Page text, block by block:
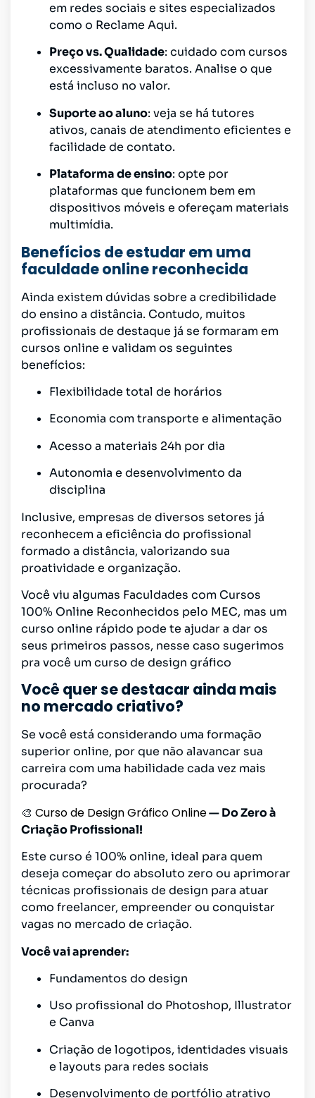
em redes sociais e sites especializados
como o Reclame Aqui.
Preço vs. Qualidade: cuidado com cursos
excessivamente baratos. Analise o que
está incluso no valor.
Suporte ao aluno: veja se há tutores
ativos, canais de atendimento eficientes e
facilidade de contato.
Plataforma de ensino: opte por
plataformas que funcionem bem em
dispositivos móveis e ofereçam materiais
multimídia.
Benefícios de estudar em uma
faculdade online reconhecida
Ainda existem dúvidas sobre a credibilidade
do ensino a distância. Contudo, muitos
profissionais de destaque já se formaram em
cursos online e validam os seguintes
benefícios:
Flexibilidade total de horários
Economia com transporte e alimentação
Acesso a materiais 24h por dia
Autonomia e desenvolvimento da
disciplina
Inclusive, empresas de diversos setores já
reconhecem a eficiência do profissional
formado a distância, valorizando sua
proatividade e organização.
Você viu algumas Faculdades com Cursos
100% Online Reconhecidos pelo MEC, mas um
curso online rápido pode te ajudar a dar os
seus primeiros passos, nesse caso sugerimos
pra você um curso de design gráfico
Você quer se destacar ainda mais
no mercado criativo?
Se você está considerando uma formação
superior online, por que não alavancar sua
carreira com uma habilidade cada vez mais
procurada?
🎨 Curso de Design Gráfico Online— Do Zero à
Criação Profissional!
Este curso é 100% online, ideal para quem
deseja começar do absoluto zero ou aprimorar
técnicas profissionais de design para atuar
como freelancer, empreender ou conquistar
vagas no mercado de criação.
Você vai aprender:
Fundamentos do design
Uso profissional do Photoshop, Illustrator
e Canva
Criação de logotipos, identidades visuais
e layouts para redes sociais
Desenvolvimento de portfólio atrativo